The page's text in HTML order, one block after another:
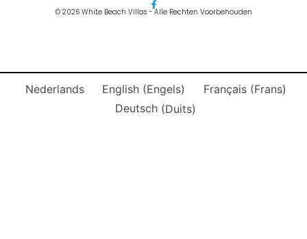
© 2026 White Beach Villas - Alle Rechten Voorbehouden
Nederlands English (Engels) Français(Frans)
Deutsch (Duits)